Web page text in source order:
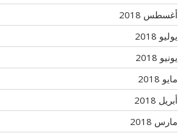
أغسطس 2018
يوليو 2018
يونيو 2018
مايو 2018
أبريل 2018
مارس 2018